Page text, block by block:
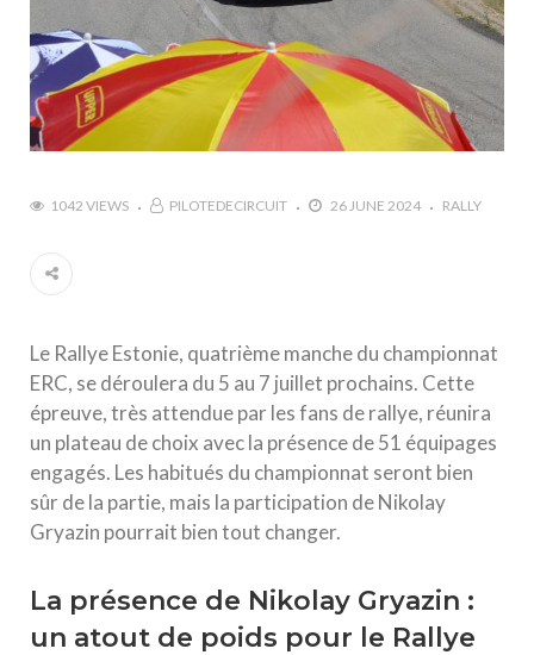
1042 VIEWS PILOTEDECIRCUIT 26 JUNE 2024 RALLY
Le Rallye Estonie, quatrième manche du championnat
ERC, se déroulera du 5 au 7 juillet prochains. Cette
épreuve, très attendue par les fans de rallye, réunira
un plateau de choix avec la présence de 51 équipages
engagés. Les habitués du championnat seront bien
sûr de la partie, mais la participation de Nikolay
Gryazin pourrait bien tout changer.
La présence de Nikolay Gryazin :
un atout de poids pour le Rallye